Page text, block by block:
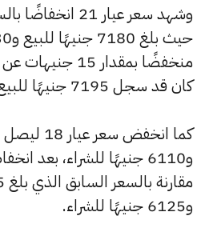
وشهد سعر عيار 21
منخفضًا بمقدار
كان قد سجل 7195 جنيهًا للبيع و 7145 جنيهًا للشراء.
و6125 جنيهًا للشراء.